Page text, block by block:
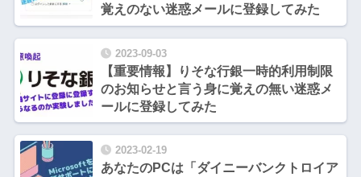
覚えのない迷惑メールに登録してみた
2023-09-03
【重要情報】りそな行銀一時的利用制限
のお知らせと言う身に覚えの無い迷惑メ
ールに登録してみた
2023-02-19
あなたのPCは「ダイニーバンクトロイア